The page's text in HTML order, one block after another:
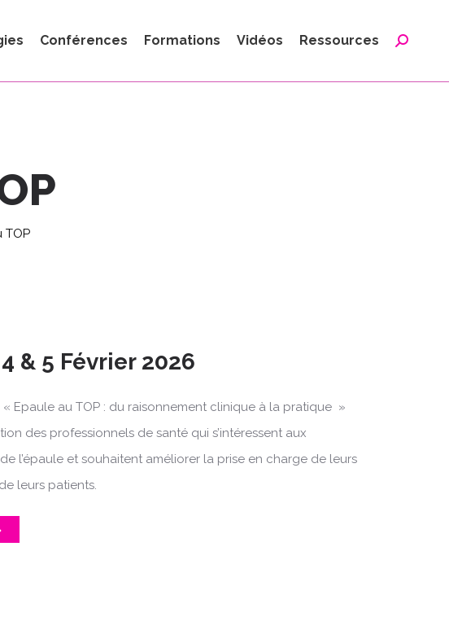
Conférences Formations Vidéos Ressources
TOP
& 5 Février 2026
Epaule au TOP : du raisonnement clinique à la pratique »
des professionnels de santé qui s’intéressent aux
l’épaule et souhaitent améliorer la prise en charge de leurs
leurs patients.